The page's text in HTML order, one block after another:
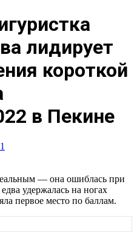
лидирует
короткой
в Пекине
1
— она ошиблась при
удержалась на ногах
первое место по баллам.